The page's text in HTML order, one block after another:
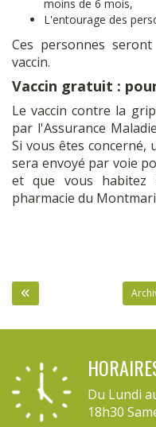
moins de 6 mois,
L'entourage des
Ces personnes
vaccin.
Vaccin gratuit :
Le vaccin contre la
par l'Assurance
Si vous êtes concerné,
sera envoyé par voie
et que vous habitez
pharmacie du
Du Lundi
18h30